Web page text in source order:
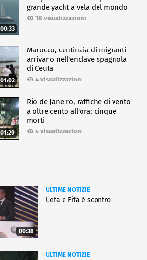
00:33
grande yacht a vela del mondo
18 visualizzazioni
01:03
Marocco, centinaia di migranti
arrivano nell'enclave spagnola
di Ceuta
4 visualizzazioni
01:29
Rio de Janeiro, raffiche di vento
a oltre cento all'ora: cinque
morti
4 visualizzazioni
00:38
ULTIME NOTIZIE
Uefa e Fifa è scontro
ULTIME NOTIZIE